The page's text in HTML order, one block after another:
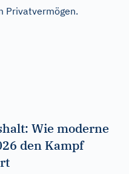
Privatvermögen.
Wie moderne
den Kampf